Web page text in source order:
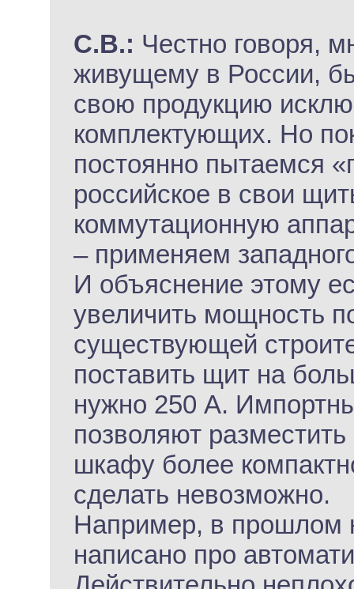
С.В.: Честно говоря,
живущему в России,
свою продукцию
комплектующих. Но
постоянно пытаемся
российское в свои
коммутационную
– применяем
И объяснение этому
увеличить мощность
существующей
поставить щит на
нужно 250 А.
позволяют
шкафу более
сделать невозможно.
Например, в прошлом
написано про